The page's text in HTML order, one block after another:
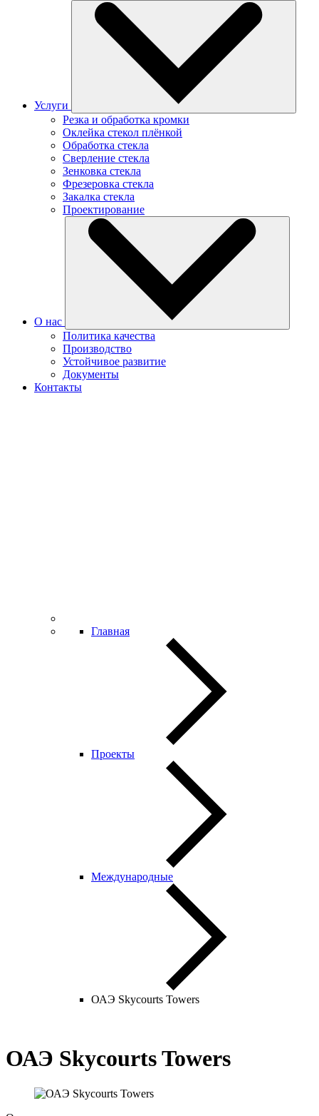
Услуги
Резка и обработка кромки
Оклейка стекол плёнкой
Обработка стекла
Сверление стекла
Зенковка стекла
Фрезеровка стекла
Закалка стекла
Проектирование
О нас
Политика качества
Производство
Устойчивое развитие
Документы
Контакты
Главная
Проекты
Международные
ОАЭ Skycourts Towers
ОАЭ Skycourts Towers